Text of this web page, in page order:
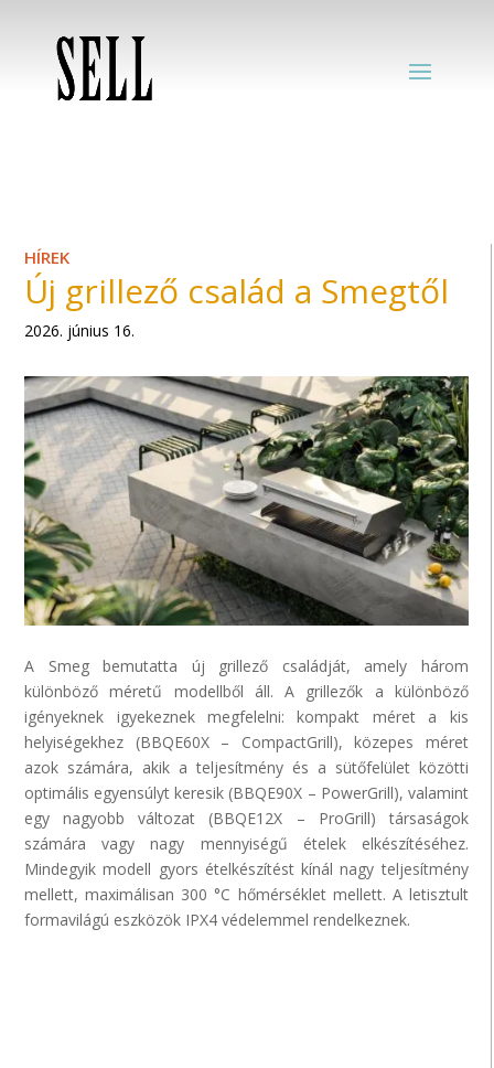
HÍREK
Új grillező család a Smegtől
2026. június 16.
A Smeg bemutatta új grillező
családját, amely három
különböző méretű modellből áll. A
grillezők
a különböző
igényeknek igyekeznek megfelelni: kompakt méret a kis
helyiségekhez (BBQE60X –
CompactGrill), közepes méret
azok számára, akik a teljesítmény és a sütőfelület közötti
optimális egyensúlyt keresik (BBQE90X – PowerGrill), valamint
egy nagyobb változat (BBQE12X –
ProGrill) társaságok
számára vagy nagy mennyiségű ételek elkészítéséhez.
Mindegyik modell gyors ételkészítést kínál nagy teljesítmény
mellett, maximálisan 300 °C hőmérséklet mellett. A letisztult
formavilágú eszközök IPX4 védelemmel rendelkeznek.